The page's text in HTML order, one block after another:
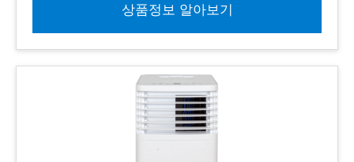
상품정보 알아보기